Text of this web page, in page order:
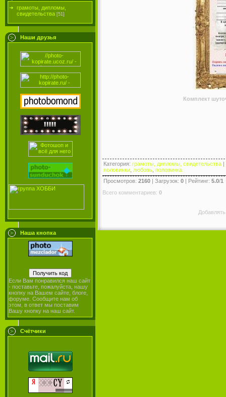
грамоты, дипломы,
свидетельства [51]
Наши друзья
Наша кнопка
Если Вам понравился наш сайт
- поставьте, пожалуйста, нашу
кнопку на Вашем сайте, блоге,
форуме. Сообщите нам об
этом, в ответ мы поставим
Вашу кнопку на наш сайт.
Счётчики
Комплект
Категория: грамоты, дипломы, свидетельства |
половинки любовь половинка
Просмотров: 2160 | Загрузок: 0 | Рейтинг: 5.0/1
Всего комментариев: 0